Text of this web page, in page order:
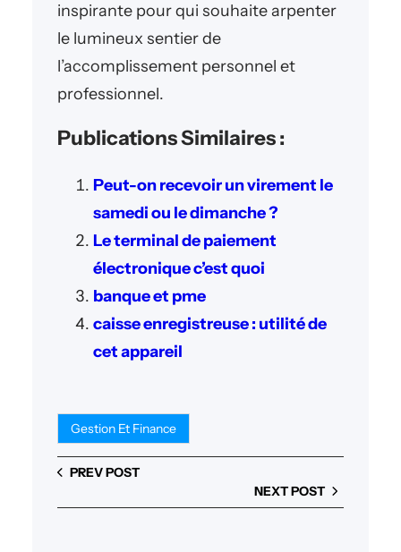
inspirante pour qui souhaite arpenter
le lumineux sentier de
l’accomplissement personnel et
professionnel.
Publications Similaires :
Peut-on recevoir un virement le
samedi ou le dimanche ?
Le terminal de paiement
électronique c’est quoi
banque et pme
caisse enregistreuse : utilité de
cet appareil
Gestion Et Finance
PREV POST
NEXT POST